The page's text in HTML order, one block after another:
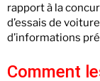
rapport à la
d’essais de
d’informations
Comment